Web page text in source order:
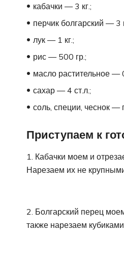
кабачки — 3 кг.;
перчик болгарский — 3
лук — 1 кг.;
рис — 500 гр.;
масло растительное —
сахар — 4 ст.л.;
соль, специи, чеснок —
Приступаем к
1. Кабачки моем и
Нарезаем их не
2. Болгарский перец
также нарезаем